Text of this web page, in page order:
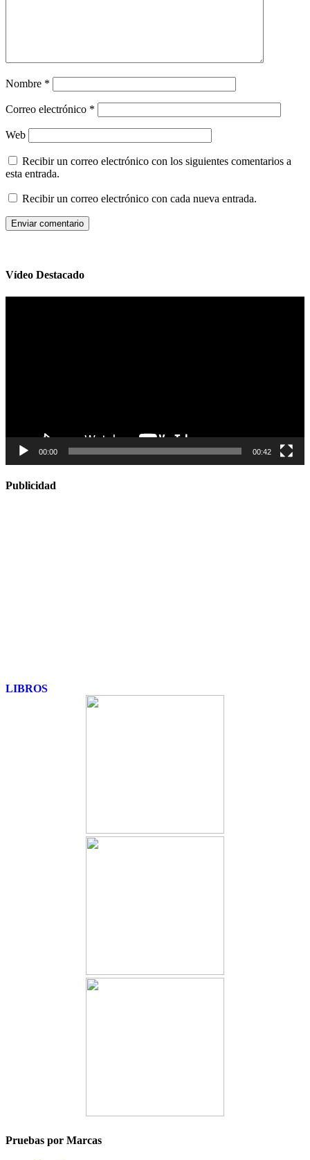
Nombre *
Correo electrónico *
Web
Recibir un correo electrónico con los siguientes comentarios a
esta entrada.
Recibir un correo electrónico con cada nueva entrada.
Vídeo Destacado
00:00 00:42
Publicidad
LIBROS
Pruebas por Marcas